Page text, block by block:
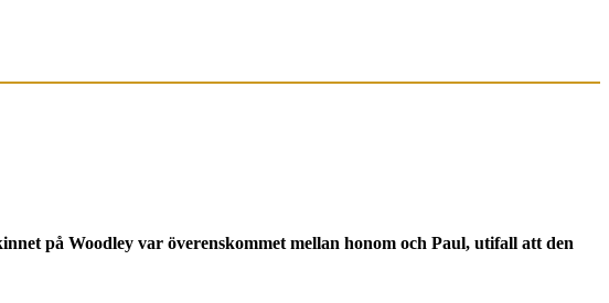
på Woodley var överenskommet mellan honom och Paul, utifall att den